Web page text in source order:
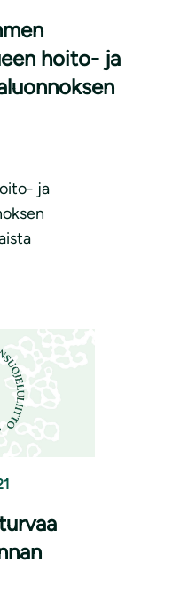
hoito- ja
ja